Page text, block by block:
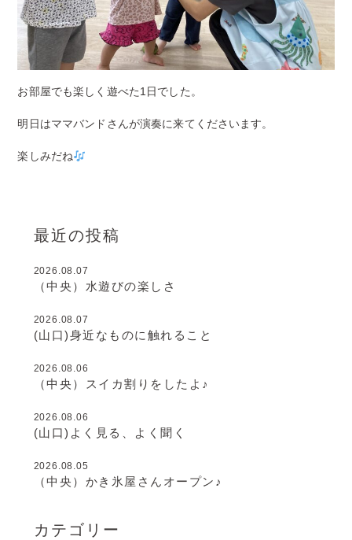
お部屋でも楽しく遊べた1日でした。
明日はママバンドさんが演奏に来てくださいます。
楽しみだね
最近の投稿
2026.08.07
（中央）水遊びの楽しさ
2026.08.07
(山口)身近なものに触れること
2026.08.06
（中央）スイカ割りをしたよ♪
2026.08.06
(山口)よく見る、よく聞く
2026.08.05
（中央）かき氷屋さんオープン♪
カテゴリー